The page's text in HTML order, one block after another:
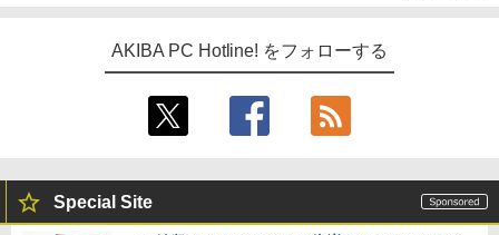
AKIBA PC Hotline! をフォローする
Special Site